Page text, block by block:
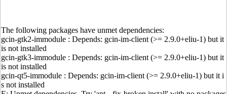
The following packages have unmet dependencies:
gcin-gtk2-immodule : Depends: gcin-im-client (>= 2.9.0+eliu-1) but it
is not installed
gcin-gtk3-immodule : Depends: gcin-im-client (>= 2.9.0+eliu-1) but it
is not installed
gcin-qt5-immodule : Depends: gcin-im-client (>= 2.9.0+eliu-1) but it i
s not installed